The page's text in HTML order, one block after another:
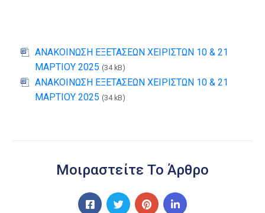
ΑΝΑΚΟΙΝΩΣΗ ΕΞΕΤΑΣΕΩΝ ΧΕΙΡΙΣΤΩΝ 10 & 21
ΜΑΡΤΙΟΥ 2025 (34 kB)
ΑΝΑΚΟΙΝΩΣΗ ΕΞΕΤΑΣΕΩΝ ΧΕΙΡΙΣΤΩΝ 10 & 21
ΜΑΡΤΙΟΥ 2025 (34 kB)
Μοιραστείτε Το Άρθρο